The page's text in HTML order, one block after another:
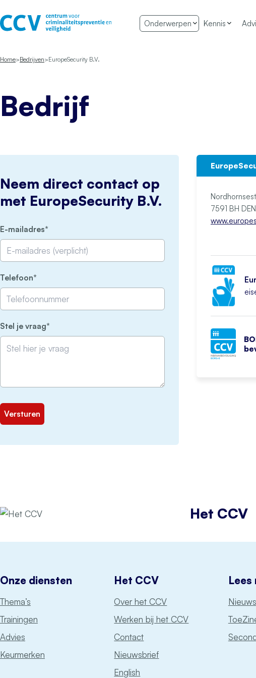
Onderwerpen Kennis
Home Bedrijven EuropeSecurity B.V.
Bedrijf
Neem direct contact op
met EuropeSecurity B.V.
E-mailadres
Telefoon
Stel je vraag
7591
Het CCV
Onze diensten
Thema’s
Trainingen
Advies
Keurmerken
Het CCV
Over het CCV
Werken bij het CCV
Contact
Nieuwsbrief
English
Lees
Nieuws